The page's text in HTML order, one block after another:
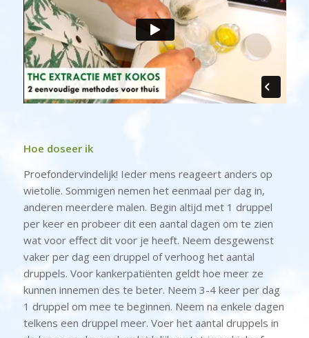
Hoe doseer ik
Proefondervindelijk! Ieder mens reageert anders op
wietolie. Sommigen nemen het eenmaal per dag in,
anderen meerdere malen. Begin altijd met 1 druppel
per keer en probeer dit een aantal dagen om te zien
wat voor effect dit voor je heeft. Neem desgewenst
vaker per dag een druppel of verhoog het aantal
druppels. Voor kankerpatiënten geldt hoe meer ze
kunnen innemen des te beter. Neem 3-4 keer per dag
1 druppel om mee te beginnen. Neem na enkele dagen
telkens een druppel meer. Voer het aantal druppels in